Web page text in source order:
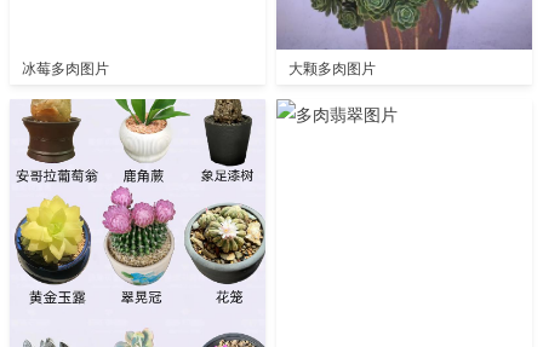
冰莓多肉图片 大颗多肉图片